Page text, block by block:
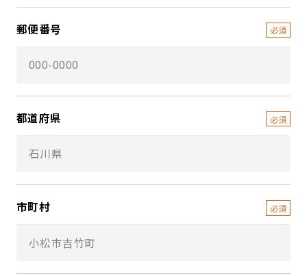
郵便番号
都道府県
市町村